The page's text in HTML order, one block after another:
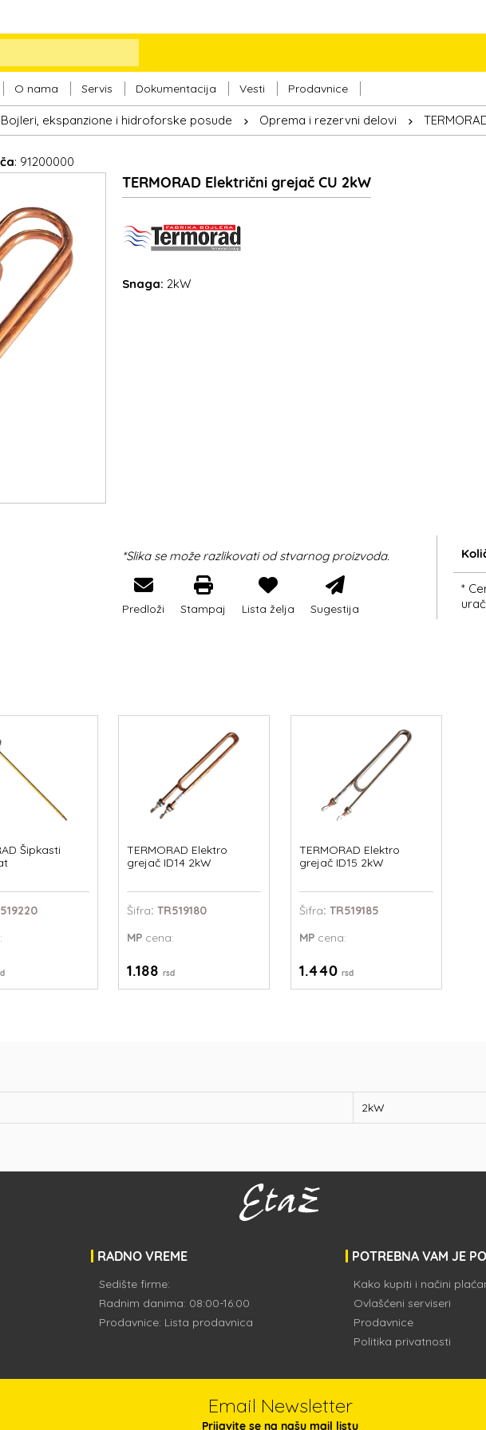
O nama Servis Dokumentacija Vesti Prodavnice
Bojleri, ekspanzione i hidroforske posude Oprema i rezervni delovi
: 91200000
TERMORAD Električni grejač CU 2kW
Snaga: 2kW
*Slika se može razlikovati od stvarnog proizvoda.
Predloži Stampaj Lista želja Sugestija
*
Šipkasti
TERMORAD Elektro
grejač ID14 2kW
Šifra: TR519180
MP cena:
1.188rsd
TERMORAD Elektro
grejač ID15 2kW
Šifra: TR519185
MPcena:
1.440 rsd
2kW
RADNO VREME
Sedište firme:
Radnim danima: 08:00-16:00
Prodavnice: Lista prodavnica
POTREBNA VAM JE
Kako kupiti i načini
Ovlašćeni serviseri
Prodavnice
Politika privatnosti
Email Newsletter
Prijavite se na našu mail listu